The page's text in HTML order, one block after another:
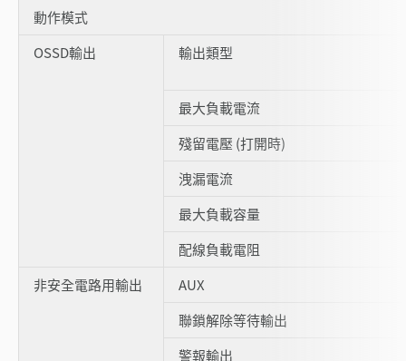
動作模式
OSSD輸出
輸出類型
最大負載電流
殘留電壓 (打開時)
洩漏電流
最大負載容量
配線負載電阻
非安全電路用輸出
AUX
聯鎖解除等待輸出
警報輸出